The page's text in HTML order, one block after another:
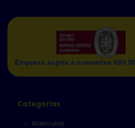
Empresa sujeta a normativa ISO
Categorías
Matriculas